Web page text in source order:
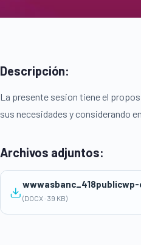
Descripción:
La presente sesion tiene el
sus necesidades y considerando
Archivos adjuntos:
(DOCX · 39 KB)